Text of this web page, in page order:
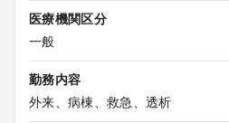
医療機関区分
一般
勤務内容
外来、病棟、救急、透析